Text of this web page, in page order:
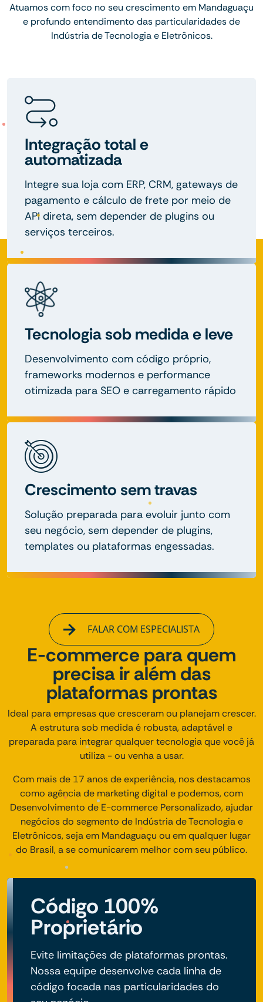
Atuamos com foco no seu crescimento em Mandaguaçu
e profundo entendimento das particularidades de
Indústria de Tecnologia e Eletrônicos.
Integração total e
automatizada
Integre sua loja com ERP, CRM, gateways de
pagamento e cálculo de frete por meio de
API direta, sem depender de plugins ou
serviços terceiros.
Tecnologia sob medida e leve
Desenvolvimento com código próprio,
frameworks modernos e performance
otimizada para SEO e carregamento rápido
Crescimento sem travas
Solução preparada para evoluir junto com
seu negócio, sem depender de plugins,
templates ou plataformas engessadas.
FALAR COM ESPECIALISTA
E-commerce para quem
precisa ir além das
plataformas prontas
Ideal para empresas que cresceram ou planejam crescer.
A estrutura sob medida é robusta, adaptável e
preparada para integrar qualquer tecnologia que você já
utiliza - ou venha a usar.
Com mais de 17 anos de experiência, nos destacamos
como agência de marketing digital e podemos, com
Desenvolvimento de E-commerce Personalizado, ajudar
negócios do segmento de Indústria de Tecnologia e
Eletrônicos, seja em Mandaguaçu ou em qualquer lugar
do Brasil, a se comunicarem melhor com seu público.
Código 100%
Proprietário
Evite limitações de plataformas prontas.
Nossa equipe desenvolve cada linha de
código focada nas particularidades do